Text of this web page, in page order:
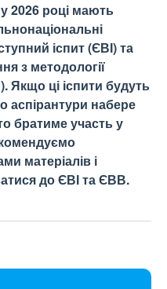
2026 році мають
іспит (ЄВІ) та
з методології
Якщо ці іспити будуть
аспірантури набере
братиме участь у
матеріалів і
до ЄВІ та ЄВВ.